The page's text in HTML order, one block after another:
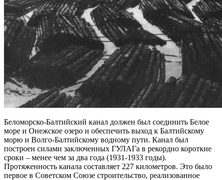
Беломорско-Балтийский канал должен был соединить Белое
море и Онежское озеро и обеспечить выход к Балтийскому
морю и Волго-Балтийскому водному пути. Канал был
построен силами заключенных ГУЛАГа в рекордно короткие
сроки – менее чем за два года (1931-1933 годы).
Протяженность канала составляет 227 километров. Это было
первое в Советском Союзе строительство, реализованное